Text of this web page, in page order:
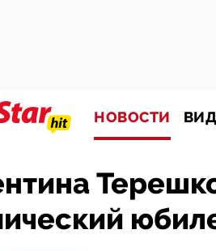
НОВОСТИ